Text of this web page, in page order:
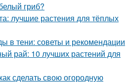
гриб?
лучшие растения для тёплых
в тени: советы и рекомендации
рай: 10 лучших растений для
сделать свою огородную